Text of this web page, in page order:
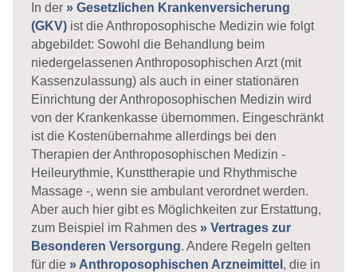
In der » Gesetzlichen Krankenversicherung
(GKV)ist die Anthroposophische Medizin wie folgt
abgebildet: Sowohl die Behandlung beim
niedergelassenen Anthroposophischen Arzt (mit
Kassenzulassung) als auch in einer stationären
Einrichtung der Anthroposophischen Medizin wird
von der Krankenkasse übernommen. Eingeschränkt
ist die Kostenübernahme allerdings bei den
Therapien der Anthroposophischen Medizin -
Heileurythmie, Kunsttherapie und Rhythmische
Massage -, wenn sie ambulant verordnet werden.
Aber auch hier gibt es Möglichkeiten zur Erstattung,
zum Beispiel im Rahmen des » Vertrages zur
Besonderen Versorgung. Andere Regeln gelten
für die » Anthroposophischen Arzneimittel , die in